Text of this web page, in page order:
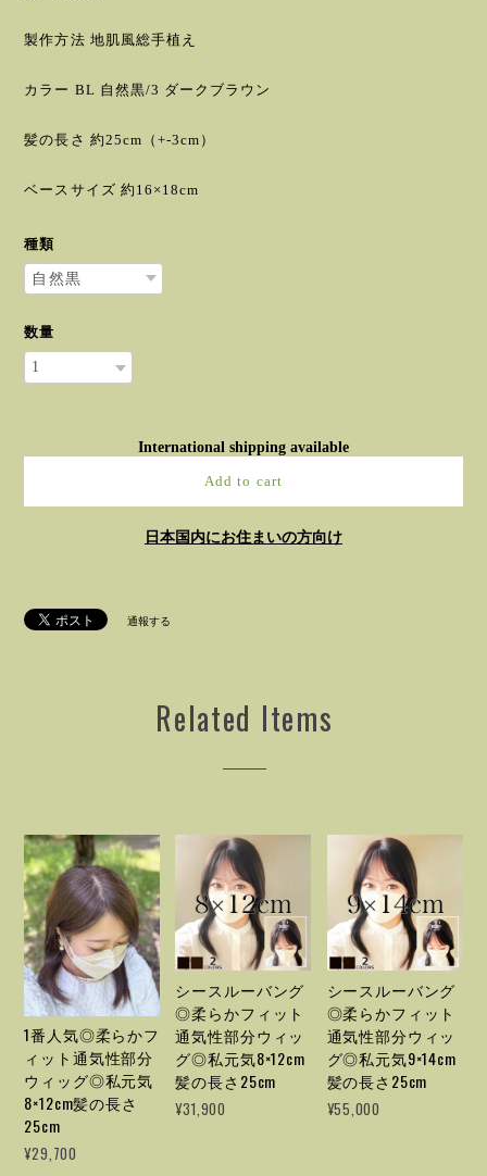
製作方法 地肌風総手植え
カラー BL 自然黒/3 ダークブラウン
髪の長さ 約25cm（+-3cm）
ベースサイズ 約16×18cm
種類
数量
International shipping available
Add to cart
日本国内にお住まいの方向け
通報する
Related Items
1番人気◎柔らかフ
ィット通気性部分
ウィッグ◎私元気
8×12cm髪の長さ
25cm
¥29,700
シースルーバング
◎柔らかフィット
通気性部分ウィッ
グ◎私元気8×12cm
髪の長さ25cm
¥31,900
シースルーバング
◎柔らかフィット
通気性部分ウィッ
グ◎私元気9×14cm
髪の長さ25cm
¥55,000